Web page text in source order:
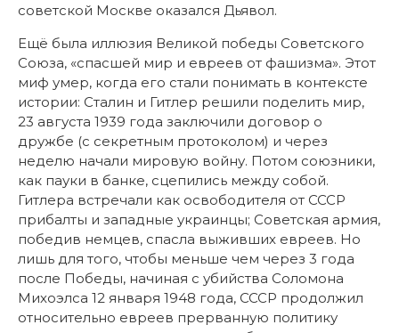
советской Москве оказался Дьявол.
Ещё была иллюзия Великой победы Советского
Союза, «спасшей мир и евреев от фашизма». Этот
миф умер, когда его стали понимать в контексте
истории: Сталин и Гитлер решили поделить мир,
23 августа 1939 года заключили договор о
дружбе (с секретным протоколом) и через
неделю начали мировую войну. Потом союзники,
как пауки в банке, сцепились между собой.
Гитлера встречали как освободителя от СССР
прибалты и западные украинцы; Советская армия,
победив немцев, спасла выживших евреев. Но
лишь для того, чтобы меньше чем через 3 года
после Победы, начиная с убийства Соломона
Михоэлса 12 января 1948 года, СССР продолжил
относительно евреев прерванную политику